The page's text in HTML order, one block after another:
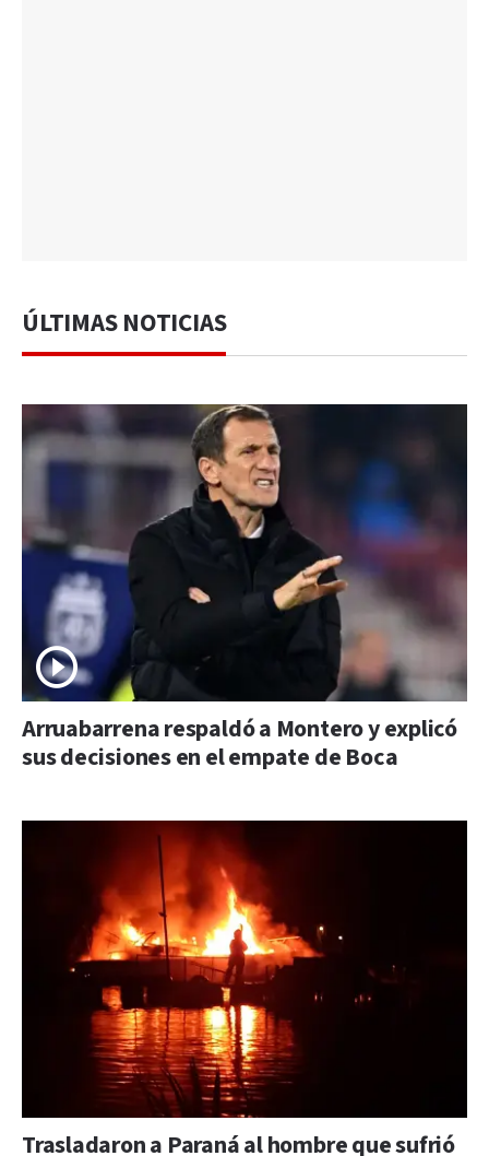
ÚLTIMAS NOTICIAS
Arruabarrena respaldó a Montero y explicó
sus decisiones en el empate de Boca
Trasladaron a Paraná al hombre que sufrió